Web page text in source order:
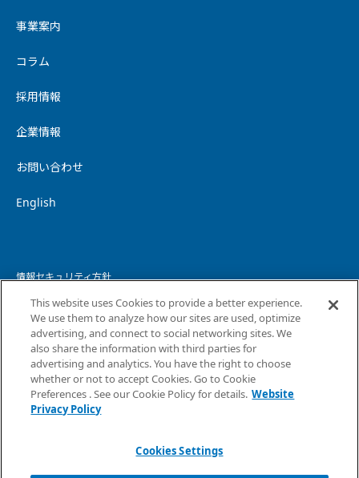
事業案内
コラム
採用情報
企業情報
お問い合わせ
English
情報セキュリティ方針
個人情報保護方針
個人情報の取り扱いについて
ウェブサイトプライバシーポリシー
コピーライト・免責事項
This website uses Cookies to provide a better experience.
We use them to analyze how our sites are used, optimize
advertising, and connect to social networking sites. We
also share the information with third parties for
advertising and analytics. You have the right to choose
whether or not to accept Cookies. Go to Cookie
Preferences . See our Cookie Policy for details. Website
Privacy Policy
Cookies Settings